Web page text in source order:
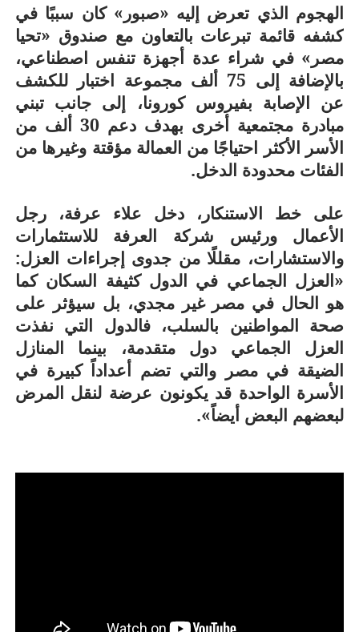
الهجوم الذي تعرض إليه «صبور» كان سببًا في
كشفه قائمة تبرعات بالتعاون مع صندوق «تحيا
مصر» في شراء عدة أجهزة تنفس اصطناعي،
بالإضافة إلى 75 ألف مجموعة اختبار للكشف
عن الإصابة بفيروس كورونا، إلى جانب تبني
مبادرة مجتمعية أخرى بهدف دعم 30 ألف من
الأسر الأكثر احتياجًا من العمالة مؤقتة وغيرها من
الفئات محدودة الدخل.
على خط الاستنكار، دخل علاء عرفة، رجل
الأعمال ورئيس شركة العرفة للاستثمارات
والاستشارات، مقللًا من جدوى إجراءات العزل:
«العزل الجماعي في الدول كثيفة السكان كما
هو الحال في مصر غير مجدي، بل سيؤثر على
صحة المواطنين بالسلب، فالدول التي نفذت
العزل الجماعي دول متقدمة، بينما المنازل
الضيقة في مصر والتي تضم أعداداً كبيرة في
الأسرة الواحدة قد يكونون عرضة لنقل المرض
لبعضهم البعض أيضاً».